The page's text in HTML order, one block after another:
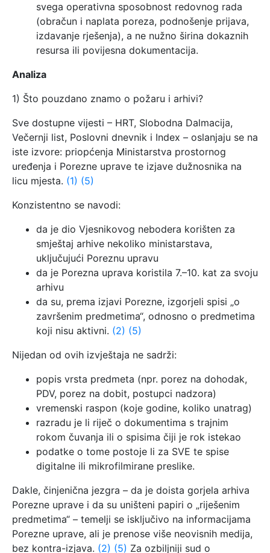
svega operativna sposobnost redovnog rada
(obračun i naplata poreza, podnošenje prijava,
izdavanje rješenja), a ne nužno širina dokaznih
resursa ili povijesna dokumentacija.
Analiza
1) Što pouzdano znamo o požaru i arhivi?
Sve dostupne vijesti – HRT, Slobodna Dalmacija,
Večernji list, Poslovni dnevnik i Index – oslanjaju se na
iste izvore: priopćenja Ministarstva prostornog
uređenja i Porezne uprave te izjave dužnosnika na
licu mjesta. (1) (5)
Konzistentno se navodi:
da je dio Vjesnikovog nebodera korišten za
smještaj arhive nekoliko ministarstava,
uključujući Poreznu upravu
da je Porezna uprava koristila 7.–10. kat za svoju
arhivu
da su, prema izjavi Porezne, izgorjeli spisi „o
završenim predmetima“, odnosno o predmetima
koji nisu aktivni. (2) (5)
Nijedan od ovih izvještaja ne sadrži:
popis vrsta predmeta (npr. porez na dohodak,
PDV, porez na dobit, postupci nadzora)
vremenski raspon (koje godine, koliko unatrag)
razradu je li riječ o dokumentima s trajnim
rokom čuvanja ili o spisima čiji je rok istekao
podatke o tome postoje li za SVE te spise
digitalne ili mikrofilmirane preslike.
Dakle, činjenična jezgra – da je doista gorjela arhiva
Porezne uprave i da su uništeni papiri o „riješenim
predmetima“ – temelji se isključivo na informacijama
Porezne uprave, ali je prenose više neovisnih medija,
bez kontra-izjava. (2) (5) Za ozbiljniji sud o